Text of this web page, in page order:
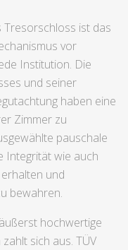
Tresorschloss ist das
vor
Institution. Die
und seiner
haben eine
Zimmer zu
pauschale
Integrität wie auch
und
bewahren.
hochwertige
sich aus. TÜV